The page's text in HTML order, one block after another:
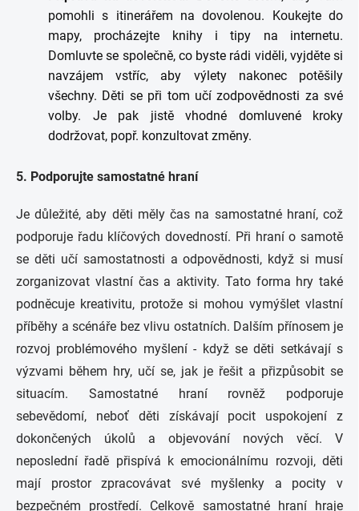
pomohli s itinerářem na dovolenou. Koukejte do
mapy, procházejte knihy i tipy na internetu.
Domluvte se společně, co byste rádi viděli, vyjděte si
navzájem vstříc, aby výlety nakonec potěšily
všechny. Děti se při tom učí zodpovědnosti za své
volby. Je pak jistě vhodné domluvené kroky
dodržovat, popř. konzultovat změny.
5. Podporujte samostatné hraní
Je důležité, aby děti měly čas na samostatné hraní, což
podporuje řadu klíčových dovedností. Při hraní o samotě
se děti učí samostatnosti a odpovědnosti, když si musí
zorganizovat vlastní čas a aktivity. Tato forma hry také
podněcuje kreativitu, protože si mohou vymýšlet vlastní
příběhy a scénáře bez vlivu ostatních. Dalším přínosem je
rozvoj problémového myšlení - když se děti setkávají s
výzvami během hry, učí se, jak je řešit a přizpůsobit se
situacím. Samostatné hraní rovněž podporuje
sebevědomí, neboť děti získávají pocit uspokojení z
dokončených úkolů a objevování nových věcí. V
neposlední řadě přispívá k emocionálnímu rozvoji, děti
mají prostor zpracovávat své myšlenky a pocity v
bezpečném prostředí. Celkově samostatné hraní hraje